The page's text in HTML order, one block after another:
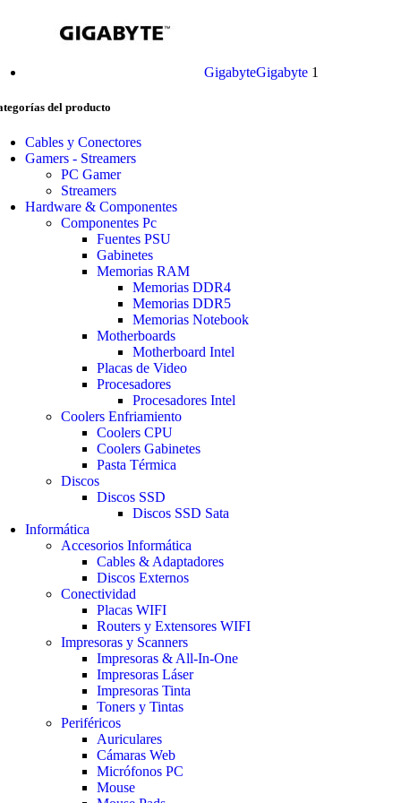
GigabyteGigabyte 1
del producto
Cables y Conectores
Gamers - Streamers
PС Gamer
Streamers
Hardware & Componentes
Componentes Pc
Fuentes PSU
Gabinetes
Memorias RAM
Memorias DDR4
Memorias DDR5
Memorias Notebook
Motherboards
Motherboard Intel
Placas de Video
Procesadores
Procesadores Intel
Coolers Enfriamiento
Coolers CPU
Coolers Gabinetes
Pasta Térmica
Discos
Discos SSD
Discos SSD Sata
Informática
Accesorios Informática
Cables & Adaptadores
Discos Externos
Conectividad
Placas WIFI
Routers y Extensores WIFI
Impresoras y Scanners
Impresoras & All-In-One
Impresoras Láser
Impresoras Tinta
Toners y Tintas
Periféricos
Auriculares
Cámaras Web
Micrófonos PC
Mouse